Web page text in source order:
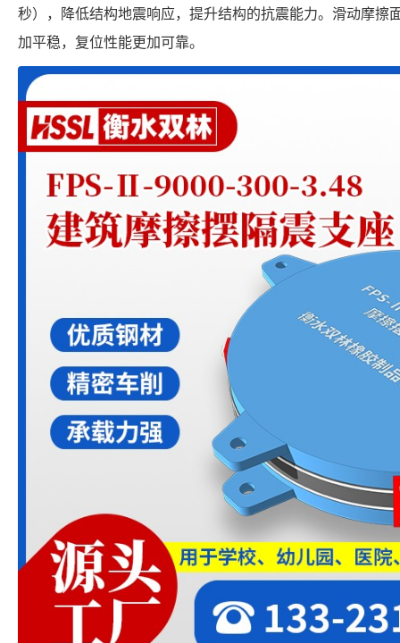
秒），降低结构地震响应，提升结构的抗震能力。滑动摩擦
加平稳，复位性能更加可靠。